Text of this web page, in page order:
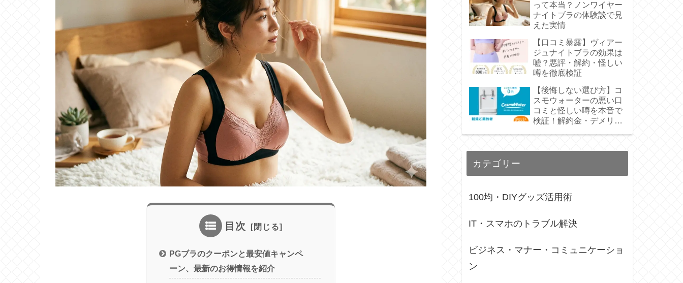
目次
PGブラのクーポンと最安値キャンペ
ーン、最新のお得情報を紹介
って本当？ノンワイヤー
ナイトブラの体験談で見
えた実情
【口コミ暴露】ヴィアー
ジュナイトブラの効果は
嘘？悪評・解約・怪しい
噂を徹底検証
【後悔しない選び方】コ
スモウォーターの悪い口
コミと怪しい噂を本音で
検証！解約金・デメリッ
カテゴリー
100均・DIYグッズ活用術
IT・スマホのトラブル解決
ビジネス・マナー・コミュニケーショ
ン